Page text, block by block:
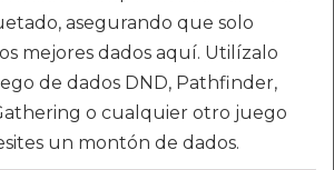
asegurando que solo
mejores dados aquí. Utilízalo
de dados DND, Pathfinder,
o cualquier otro juego
un montón de dados.